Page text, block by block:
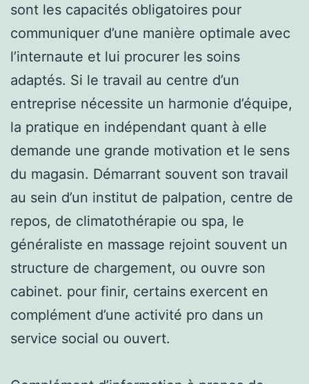
sont les capacités obligatoires pour
communiquer d’une manière optimale avec
l’internaute et lui procurer les soins
adaptés. Si le travail au centre d’un
entreprise nécessite un harmonie d’équipe,
la pratique en indépendant quant à elle
demande une grande motivation et le sens
du magasin. Démarrant souvent son travail
au sein d’un institut de palpation, centre de
repos, de climatothérapie ou spa, le
généraliste en massage rejoint souvent un
structure de chargement, ou ouvre son
cabinet. pour finir, certains exercent en
complément d’une activité pro dans un
service social ou ouvert.